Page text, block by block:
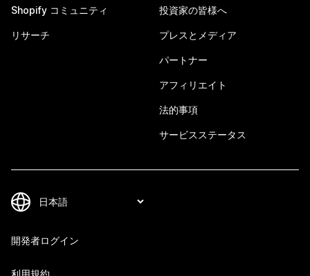
Shopify コミュニティ
リサーチ
投資家の皆様へ
プレスとメディア
パートナー
アフィリエイト
法的事項
サービスステータス
開発者ログイン